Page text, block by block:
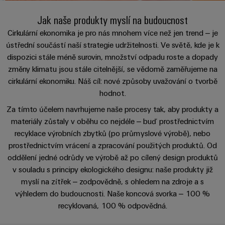
lze
prožít.
Úprava
vody
a
vod
Řešení
pro
ochranu
vody
průmysl
odpadních
vod
Datové
PUSH IN
Stejnosměrné
mikrosítě
u-
OS
Computing
Průmyslové
5G
Jednopárový
Ethernet
-
Single
svorkovnice
PCB
Systémy
skříní
a
a jejich
příslušenství
Systémy
a komponenty
pro
kabelové
vstupy
návrh
kabelu
službou
Fast
Delivery
Service
Poradenství
a
digitální
inženýrství
Poradenství
pro
konektivitu
SpolečnostUdržitelnost
Dodržování
předpisů
Pobočky
pro
management
a
certifikáty
Orange
Mag
|
Časopis
Prodej
Aktuálně
Newsletter
Webináře
Událost
Užitečné
odkazy
Produktový
katalog
Webshop
A
IOT
GATEWAY,
PART
1
PŘEHLED
NAVŠTIVTE
PŘEHLED
Jak naše produkty myslí na budoucnost
Cirkulární ekonomika je pro nás mnohem více než jen trend – je
ústřední součástí naší strategie udržitelnosti. Ve světě, kde je k
dispozici stále méně surovin, množství odpadu roste a dopady
změny klimatu jsou stále citelnější, se vědomě zaměřujeme na
cirkulární ekonomiku. Náš cíl: nové způsoby uvažování o tvorbě
hodnot.
Za tímto účelem navrhujeme naše procesy tak, aby produkty a
materiály zůstaly v oběhu co nejdéle – buď prostřednictvím
recyklace výrobních zbytků (po průmyslové výrobě), nebo
prostřednictvím vrácení a zpracování použitých produktů. Od
oddělení jedné odrůdy ve výrobě až po cílený design produktů
v souladu s principy ekologického designu: naše produkty již
myslí na zítřek – zodpovědně, s ohledem na zdroje a s
výhledem do budoucnosti. Naše koncová svorka – 100 %
recyklovaná, 100 % odpovědná.